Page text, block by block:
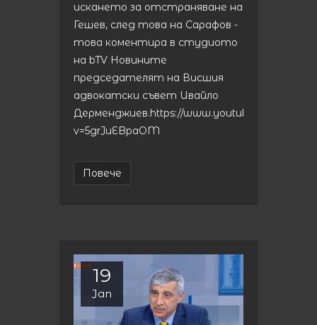
искането за отстраняване на
Гешев, след това на Сарафов -
това коментира в студиото
на bTV Новините
председателят на Висшия
адвокатски съвет Ивайло
Дерменджиев.https://www.youtube.com/
v=5grJuEBpaOM
Повече
19
Jan